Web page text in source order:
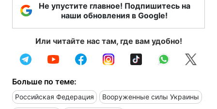
Не упустите главное! Подпишитесь на
наши обновления в Google!
Или читайте нас там, где вам удобно!
Больше по теме:
Российская Федерация Вооруженные силы Украины